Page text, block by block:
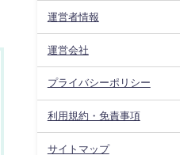
運営者情報
運営会社
プライバシーポリシー
利用規約・免責事項
サイトマップ